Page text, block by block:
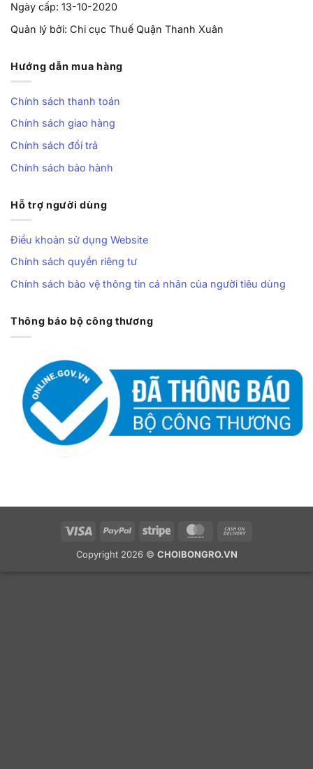
Ngày cấp: 13-10-2020
Quản lý bởi: Chi cục Thuế Quận Thanh Xuân
Hướng dẫn mua hàng
Chính sách thanh toán
Chính sách giao hàng
Chính sách đổi trả
Chính sách bảo hành
Hỗ trợ người dùng
Điều khoản sử dụng Website
Chính sách quyền riêng tư
Chính sách bảo vệ thông tin cá nhân của người tiêu dùng
Thông báo bộ công thương
Visa PayPal Stripe MasterCard
Copyright 2026 © CHOIBONGRO.VN